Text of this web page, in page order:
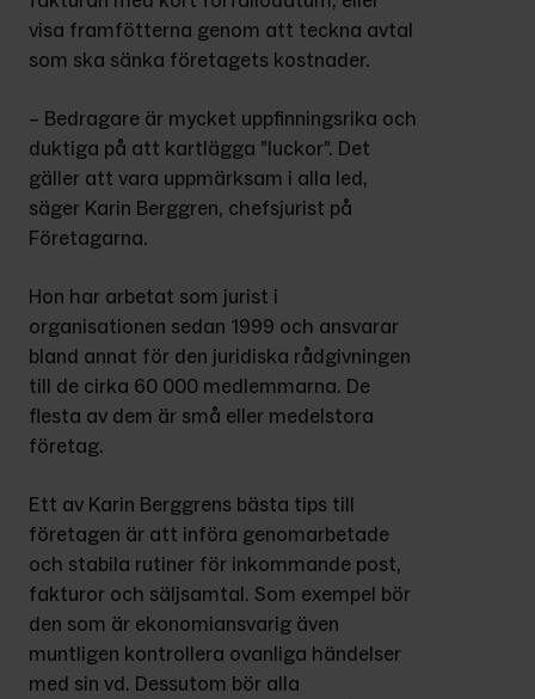
visa framfötterna genom att teckna avtal
som ska sänka företagets kostnader.
– Bedragare är mycket uppfinningsrika och
duktiga på att kartlägga ”luckor”. Det
gäller att vara uppmärksam i alla led,
säger Karin Berggren, chefsjurist på
Företagarna.
Hon har arbetat som jurist i
organisationen sedan 1999 och ansvarar
bland annat för den juridiska rådgivningen
till de cirka 60 000 medlemmarna. De
flesta av dem är små eller medelstora
företag.
Ett av Karin Berggrens bästa tips till
företagen är att införa genomarbetade
och stabila rutiner för inkommande post,
fakturor och säljsamtal. Som exempel bör
den som är ekonomiansvarig även
muntligen kontrollera ovanliga händelser
med sin vd. Dessutom bör alla